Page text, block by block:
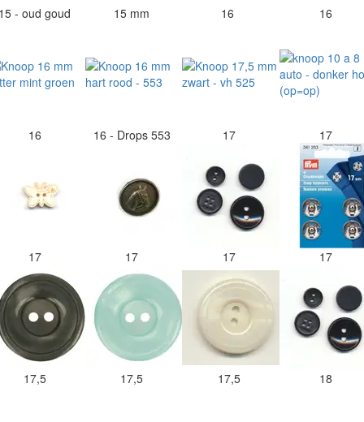
- oud goud 15 mm 16 16
16 16 - Drops 553 17 17
17 17 17 17
17,5 17,5 17,5 18